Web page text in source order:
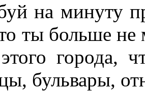
на минуту
ты больше не
города,
бульвары,